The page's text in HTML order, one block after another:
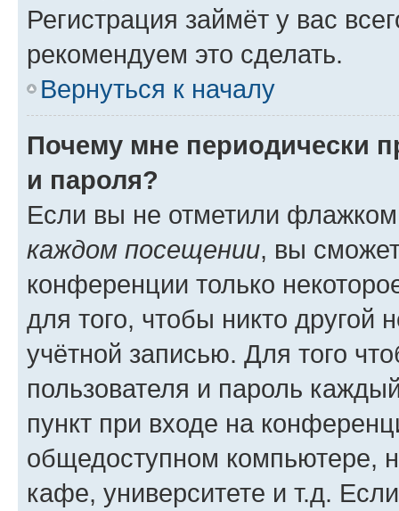
Регистрация займёт у вас
рекомендуем это сделать.
Вернуться к началу
Почему мне периодически
и пароля?
Если вы не отметили
каждом посещении, вы
конференции только
для того, чтобы никто другой
учётной записью. Для того
пользователя и пароль
пункт при входе на
общедоступном компьютере,
кафе, университете и т.д.